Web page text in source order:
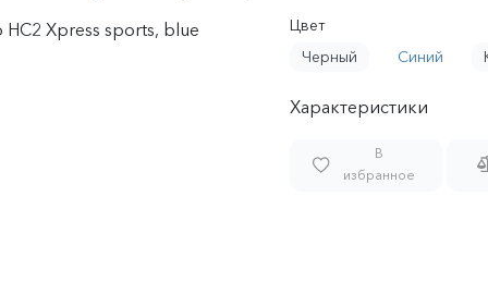
Цвет
Черный
Синий
Характеристики
В
избранное